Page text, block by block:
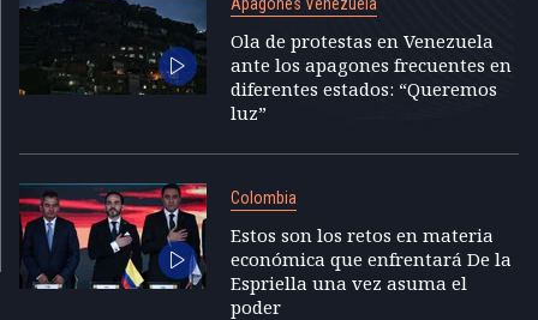
Ola de protestas en Venezuela
ante los apagones frecuentes en
diferentes estados: “Queremos
luz”
Colombia
Estos son los retos en materia
económica que enfrentará De la
Espriella una vez asuma el
poder